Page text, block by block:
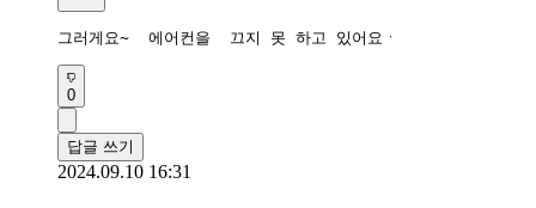
그러게요~  에어컨을  끄지 못 하고 있어요ㆍ
0
답글 쓰기
2024.09.10 16:31